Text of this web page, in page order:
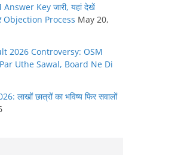
Key जारी, यहां देखें
Objection Process May 20,
2026 Controversy: OSM
Uthe Sawal, Board Ne Di
लाखों छात्रों का भविष्य फिर सवालों